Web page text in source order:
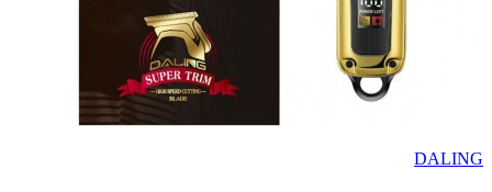
DALING